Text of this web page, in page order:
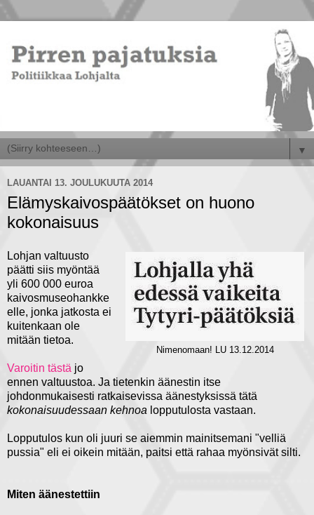
▼
LAUANTAI 13. JOULUKUUTA 2014
Elämyskaivospäätökset on huono
kokonaisuus
Nimenomaan! LU 13.12.2014
Lohjan valtuusto
päätti siis myöntää
yli 600 000 euroa
kaivosmuseohankke
elle, jonka jatkosta ei
kuitenkaan ole
mitään tietoa.
Varoitin tästä jo
ennen valtuustoa. Ja tietenkin äänestin itse
johdonmukaisesti ratkaisevissa äänestyksissä tätä
kokonaisuudessaan kehnoa lopputulosta vastaan.
Lopputulos kun oli juuri se aiemmin mainitsemani "velliä
pussia" eli ei oikein mitään, paitsi että rahaa myönsivät silti.
Miten äänestettiin